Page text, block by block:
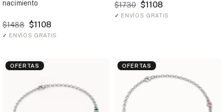
nacimiento
$1488 $1108
✓ ENVÍOS GRATIS
$1730 $1108
✓ ENVÍOS GRATIS
OFERTAS OFERTAS